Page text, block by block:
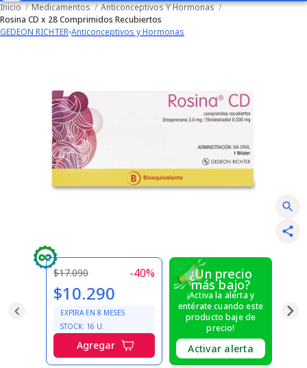
Inicio / Medicamentos / Anticonceptivos Y Hormonas /
Rosina CD x 28 Comprimidos Recubiertos
GEDEON RICHTER Anticonceptivos y Hormonas
$17.090 -40%
$10.290
EXPIRA EN 8 MESES
STOCK: 16 U.
Agregar
¿Un precio
más bajo?
¡Activa la alerta y
entérate cuando este
producto baje de
precio!
Activar alerta